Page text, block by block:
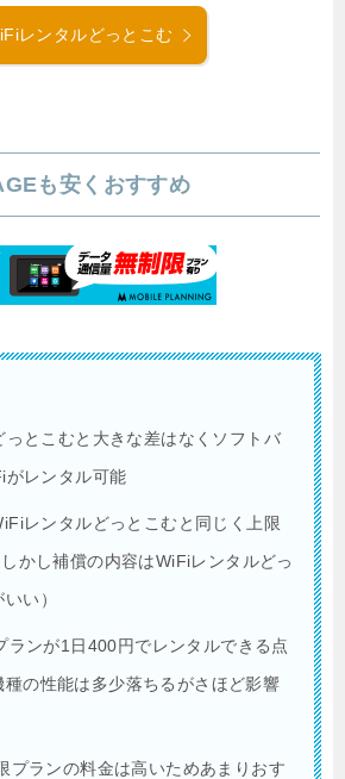
レンタルどっとこむ
も安くおすすめ
っとこむと大きな差はなくソフトバ
がレンタル可能
レンタルどっとこむと同じく上限
かし補償の内容はWiFiレンタルどっ
い）
ランが1日400円でレンタルできる点
種の性能は多少落ちるがさほど影響
プランの料金は高いためあまりおす